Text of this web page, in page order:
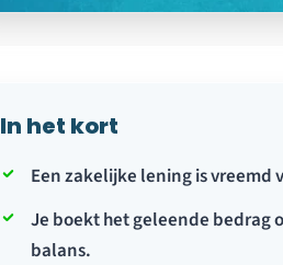
In het kort
Een zakelijke lening is vreemd
Je boekt het geleende bedrag
balans.